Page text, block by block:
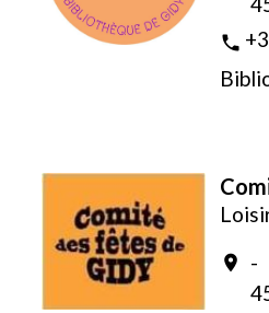
phone
location_on
-